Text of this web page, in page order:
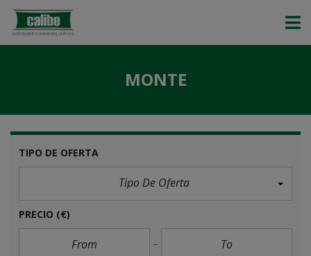
MONTE
TIPO DE OFERTA
Tipo De Oferta
PRECIO (€)